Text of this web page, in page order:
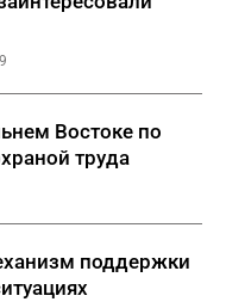
Востоке по
труда
поддержки